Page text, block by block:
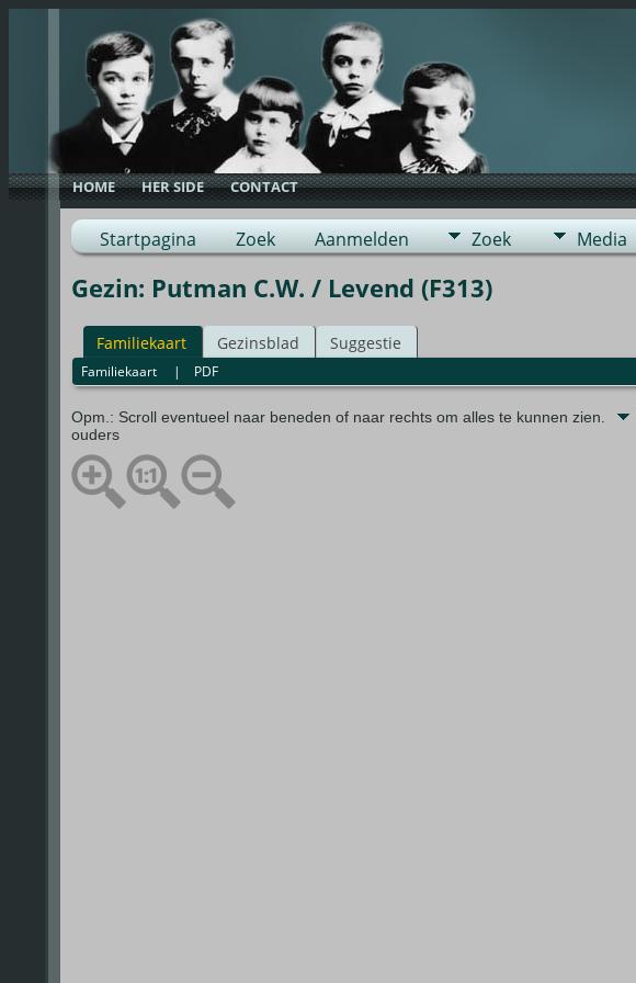
HOME HER SIDE CONTACT
Startpagina Zoek Aanmelden Zoek Media
Gezin: Putman C.W. / Levend (F313)
Familiekaart Gezinsblad Suggestie
Familiekaart | PDF
Opm.: Scroll eventueel naar beneden of naar rechts om alles te kunnen zien.
ouders